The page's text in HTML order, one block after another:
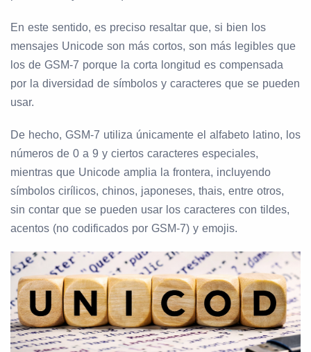
En este sentido, es preciso resaltar que, si bien los
mensajes Unicode son más cortos, son más legibles que
los de GSM-7 porque la corta longitud es compensada
por la diversidad de símbolos y caracteres que se pueden
usar.
De hecho, GSM-7 utiliza únicamente el alfabeto latino, los
números de 0 a 9 y ciertos caracteres especiales,
mientras que Unicode amplia la frontera, incluyendo
símbolos cirílicos, chinos, japoneses, thais, entre otros,
sin contar que se pueden usar los caracteres con tildes,
acentos (no codificados por GSM-7) y emojis.